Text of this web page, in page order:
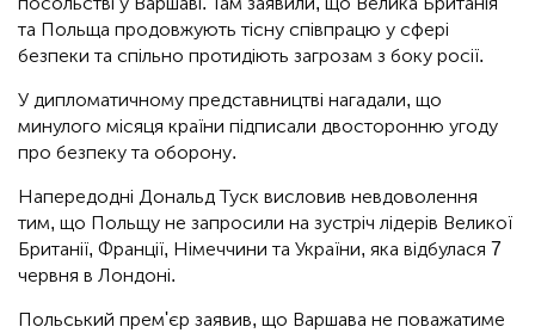
та Польща продовжують тісну співпрацю у сфері
безпеки та спільно протидіють загрозам з боку росії.
У дипломатичному представництві нагадали, що
минулого місяця країни підписали двосторонню угоду
про безпеку та оборону.
Напередодні Дональд Туск висловив невдоволення
тим, що Польщу не запросили на зустріч лідерів Великої
Британії, Франції, Німеччини та України, яка відбулася 7
червня в Лондоні.
Польський прем'єр заявив, що Варшава не поважатиме